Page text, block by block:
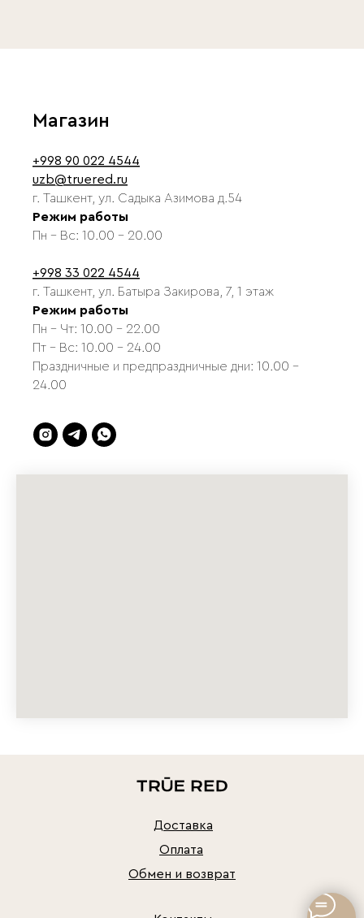
Магазин
+998 90 022 4544
uzb@truered.ru
г. Ташкент, ул. Садыка Азимова д.54
Режим работы
Пн - Вс: 10.00 - 20.00
+998 33 022 4544
г. Ташкент, ул. Батыра Закирова, 7, 1 этаж
Режим работы
Пн - Чт: 10.00 - 22.00
Пт - Вс: 10.00 - 24.00
Праздничные и предпраздничные дни: 10.00 -
24.00
Доставка
Оплата
Обмен и возврат